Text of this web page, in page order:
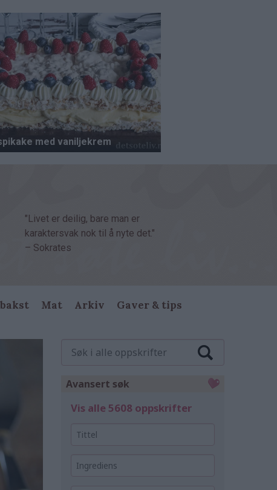
"Livet er deilig, bare man er
karaktersvak nok til å nyte det."
– Sokrates
Mat Arkiv Gaver & tips
Avansert søk
Vis alle 5608 oppskrifter